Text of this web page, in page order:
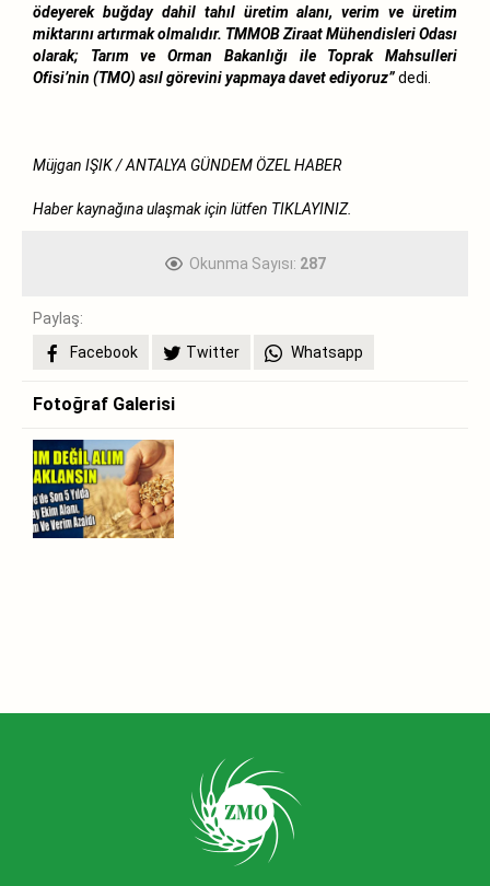
ödeyerek buğday dahil tahıl üretim alanı, verim ve üretim
miktarını artırmak olmalıdır. TMMOB Ziraat Mühendisleri Odası
olarak; Tarım ve Orman Bakanlığı ile Toprak Mahsulleri
Ofisi’nin (TMO) asıl görevini yapmaya davet ediyoruz”dedi.
Müjgan IŞIK / ANTALYA GÜNDEM ÖZEL HABER
Haber kaynağına ulaşmak için lütfen TIKLAYINIZ.
Okunma Sayısı: 287
Paylaş:
Facebook
Twitter Whatsapp
Fotoğraf Galerisi